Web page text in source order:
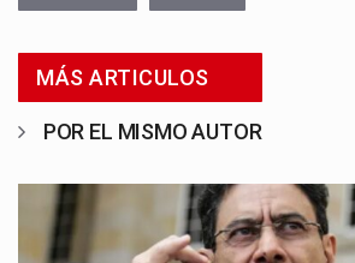
MÁS ARTICULOS
POR EL MISMO AUTOR